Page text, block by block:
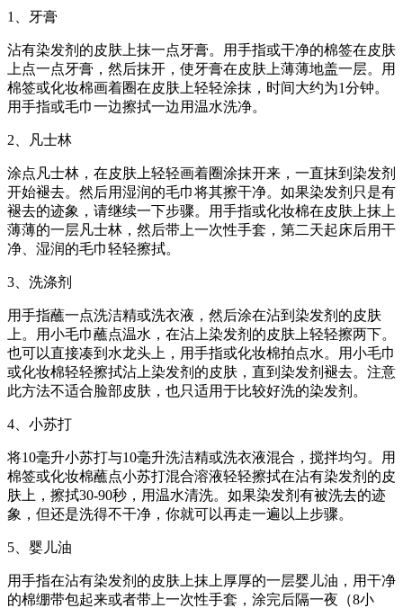
1、牙膏
沾有染发剂的皮肤上抹一点牙膏。用手指或干净的棉签在皮肤
上点一点牙膏，然后抹开，使牙膏在皮肤上薄薄地盖一层。用
棉签或化妆棉画着圈在皮肤上轻轻涂抹，时间大约为1分钟。
用手指或毛巾一边擦拭一边用温水洗净。
2、凡士林
涂点凡士林，在皮肤上轻轻画着圈涂抹开来，一直抹到染发剂
开始褪去。然后用湿润的毛巾将其擦干净。如果染发剂只是有
褪去的迹象，请继续一下步骤。用手指或化妆棉在皮肤上抹上
薄薄的一层凡士林，然后带上一次性手套，第二天起床后用干
净、湿润的毛巾轻轻擦拭。
3、洗涤剂
用手指蘸一点洗洁精或洗衣液，然后涂在沾到染发剂的皮肤
上。用小毛巾蘸点温水，在沾上染发剂的皮肤上轻轻擦两下。
也可以直接凑到水龙头上，用手指或化妆棉拍点水。用小毛巾
或化妆棉轻轻擦拭沾上染发剂的皮肤，直到染发剂褪去。注意
此方法不适合脸部皮肤，也只适用于比较好洗的染发剂。
4、小苏打
将10毫升小苏打与10毫升洗洁精或洗衣液混合，搅拌均匀。用
棉签或化妆棉蘸点小苏打混合溶液轻轻擦拭在沾有染发剂的皮
肤上，擦拭30-90秒，用温水清洗。如果染发剂有被洗去的迹
象，但还是洗得不干净，你就可以再走一遍以上步骤。
5、婴儿油
用手指在沾有染发剂的皮肤上抹上厚厚的一层婴儿油，用干净
的棉绷带包起来或者带上一次性手套，涂完后隔一夜（8小